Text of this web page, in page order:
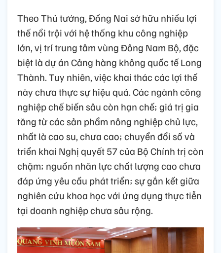
Theo Thủ tướng, Đồng Nai sở hữu nhiều lợi
thế nổi trội với hệ thống khu công nghiệp
lớn, vị trí trung tâm vùng Đông Nam Bộ, đặc
biệt là dự án Cảng hàng không quốc tế Long
Thành. Tuy nhiên, việc khai thác các lợi thế
này chưa thực sự hiệu quả. Các ngành công
nghiệp chế biến sâu còn hạn chế; giá trị gia
tăng từ các sản phẩm nông nghiệp chủ lực,
nhất là cao su, chưa cao; chuyển đổi số và
triển khai Nghị quyết 57 của Bộ Chính trị còn
chậm; nguồn nhân lực chất lượng cao chưa
đáp ứng yêu cầu phát triển; sự gắn kết giữa
nghiên cứu khoa học với ứng dụng thực tiễn
tại doanh nghiệp chưa sâu rộng.